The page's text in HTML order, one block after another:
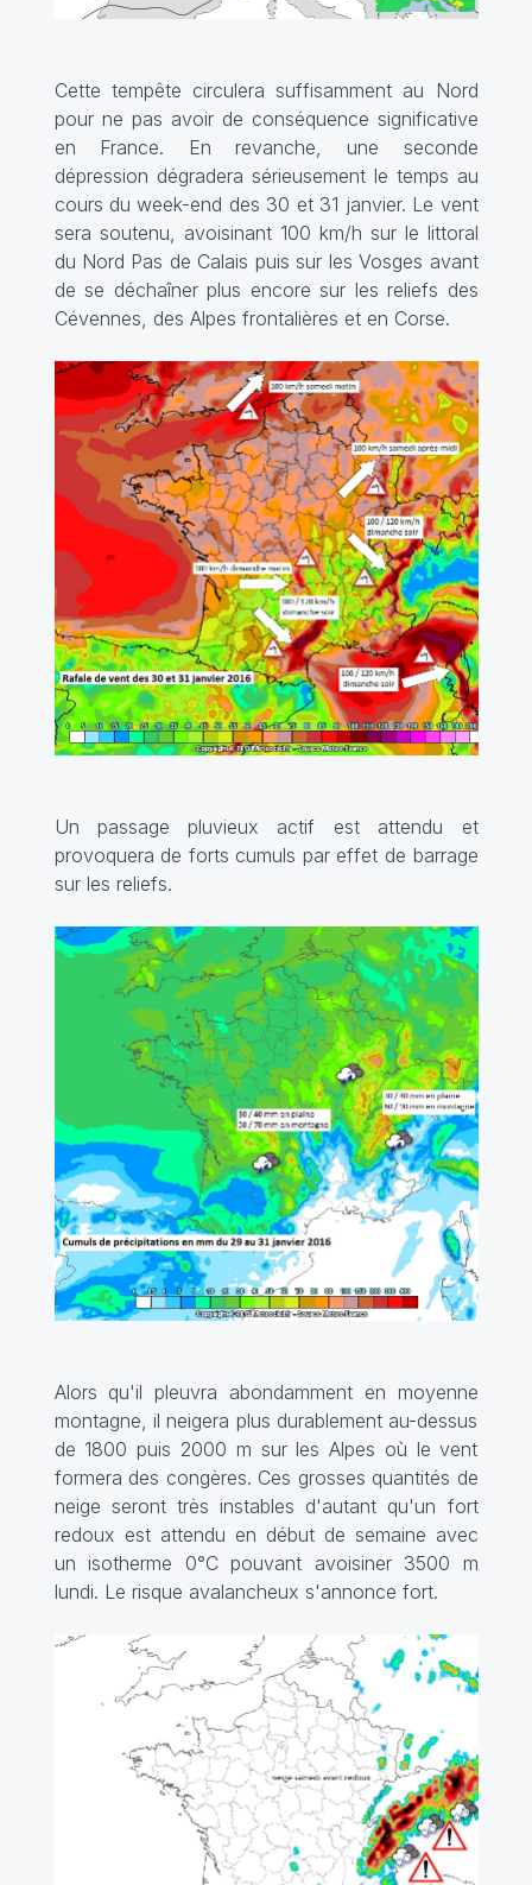
Cette tempête circulera suffisamment au Nord
pour ne pas avoir de conséquence significative
en France. En revanche, une seconde
dépression dégradera sérieusement le temps au
cours du week-end des 30 et 31 janvier. Le vent
sera soutenu, avoisinant 100 km/h sur le littoral
du Nord Pas de Calais puis sur les Vosges avant
de se déchaîner plus encore sur les reliefs des
Cévennes, des Alpes frontalières et en Corse.
Un passage pluvieux actif est attendu et
provoquera de forts cumuls par effet de barrage
sur les reliefs.
Alors qu'il pleuvra abondamment en moyenne
montagne, il neigera plus durablement au-dessus
de 1800 puis 2000 m sur les Alpes où le vent
formera des congères. Ces grosses quantités de
neige seront très instables d'autant qu'un fort
redoux est attendu en début de semaine avec
un isotherme 0°C pouvant avoisiner 3500 m
lundi. Le risque avalancheux s'annonce fort.